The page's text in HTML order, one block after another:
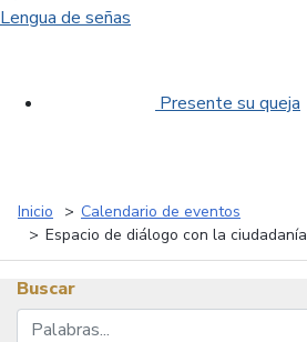
Lengua de señas
Presente su queja
Inicio
Calendario de eventos
Espacio de diálogo con la ciudadanía
Buscar
Buscar